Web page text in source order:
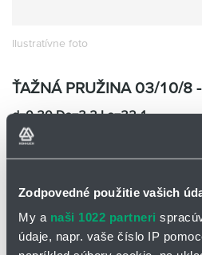
Zodpovedné použitie vašich
My a naši 1022 partneri
údaje, napr. vaše číslo IP
Ilustratívne foto
ŤAŽNÁ PRUŽINA 03/10/8
d=0,30 De=3,2 Lo=32,1
H 03/10/8
Cena na
Pridať
do
Watchdog
-